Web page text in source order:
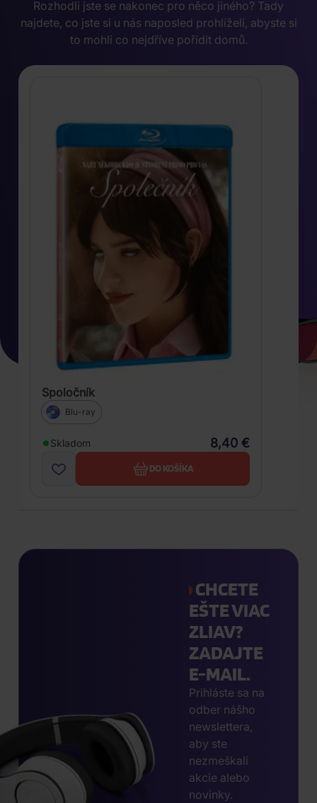
Rozhodli jste se nakonec pro něco jiného? Tady
najdete, co jste si u nás naposled prohlíželi, abyste si
to mohli co nejdříve pořídit domů.
Spoločník
Blu-ray
Skladom 8,40 €
DO KOŠÍKA
CHCETE
EŠTE VIAC
ZLIAV?
ZADAJTE
E-MAIL.
Prihláste sa na
odber nášho
newslettera,
aby ste
nezmeškali
akcie alebo
novinky.